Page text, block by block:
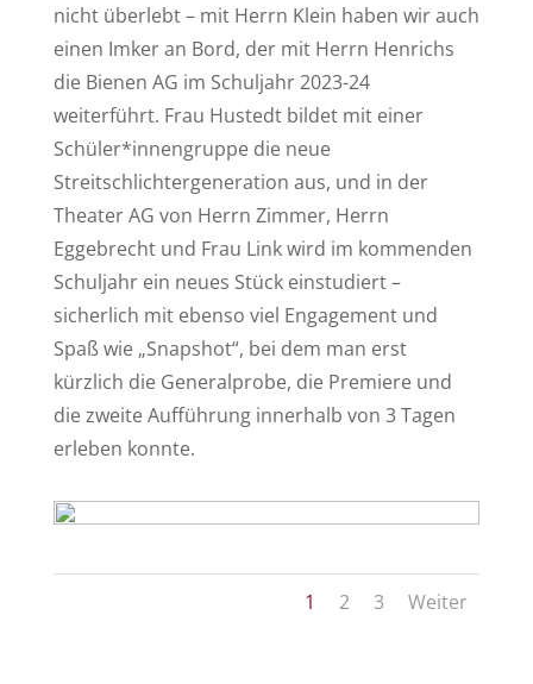
nicht überlebt – mit Herrn Klein haben wir auch
einen Imker an Bord, der mit Herrn Henrichs
die Bienen AG im Schuljahr 2023-24
weiterführt. Frau Hustedt bildet mit einer
Schüler*innengruppe die neue
Streitschlichtergeneration aus, und in der
Theater AG von Herrn Zimmer, Herrn
Eggebrecht und Frau Link wird im kommenden
Schuljahr ein neues Stück einstudiert –
sicherlich mit ebenso viel Engagement und
Spaß wie „Snapshot“, bei dem man erst
kürzlich die Generalprobe, die Premiere und
die zweite Aufführung innerhalb von 3 Tagen
erleben konnte.
1 2 3 Weiter